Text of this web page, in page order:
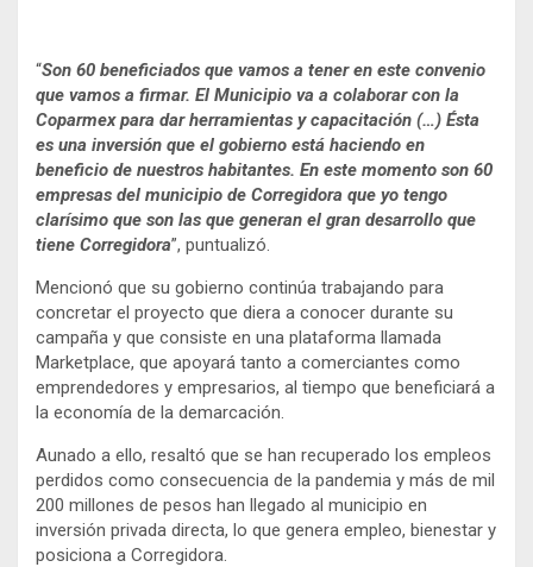
“Son 60 beneficiados que vamos a tener en este convenio
que vamos a firmar. El Municipio va a colaborar con la
Coparmex para dar herramientas y capacitación (…) Ésta
es una inversión que el gobierno está haciendo en
beneficio de nuestros habitantes. En este momento son 60
empresas del municipio de Corregidora que yo tengo
clarísimo que son las que generan el gran desarrollo que
tiene Corregidora”, puntualizó.
Mencionó que su gobierno continúa trabajando para
concretar el proyecto que diera a conocer durante su
campaña y que consiste en una plataforma llamada
Marketplace, que apoyará tanto a comerciantes como
emprendedores y empresarios, al tiempo que beneficiará a
la economía de la demarcación.
Aunado a ello, resaltó que se han recuperado los empleos
perdidos como consecuencia de la pandemia y más de mil
200 millones de pesos han llegado al municipio en
inversión privada directa, lo que genera empleo, bienestar y
posiciona a Corregidora.